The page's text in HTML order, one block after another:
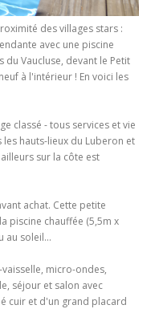
des villages stars :
avec une piscine
Vaucluse, devant le Petit
à l'intérieur ! En voici les
classé - tous services et vie
hauts-lieux du Luberon et
sur la côte est
achat. Cette petite
piscine chauffée (5,5m x
au soleil...
micro-ondes,
séjour et salon avec
cuir et d'un grand placard